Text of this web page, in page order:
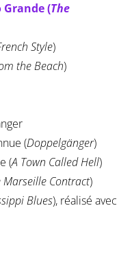
Grande (The
Style)
the Beach)
(Doppelgänger)
(A Town Called Hell)
Marseille Contract)
Blues), réalisé avec